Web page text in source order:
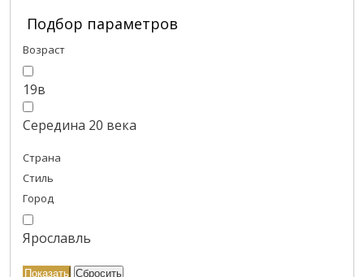
Подбор параметров
Возраст
19в
Середина 20 века
Страна
Стиль
Город
Ярославль